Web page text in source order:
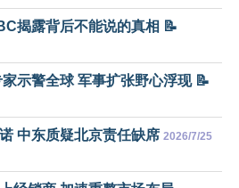
揭露背后不能说的真相 📝
示警全球 军事扩张野心浮现 📝
中东质疑北京责任缺席 2026/7/25